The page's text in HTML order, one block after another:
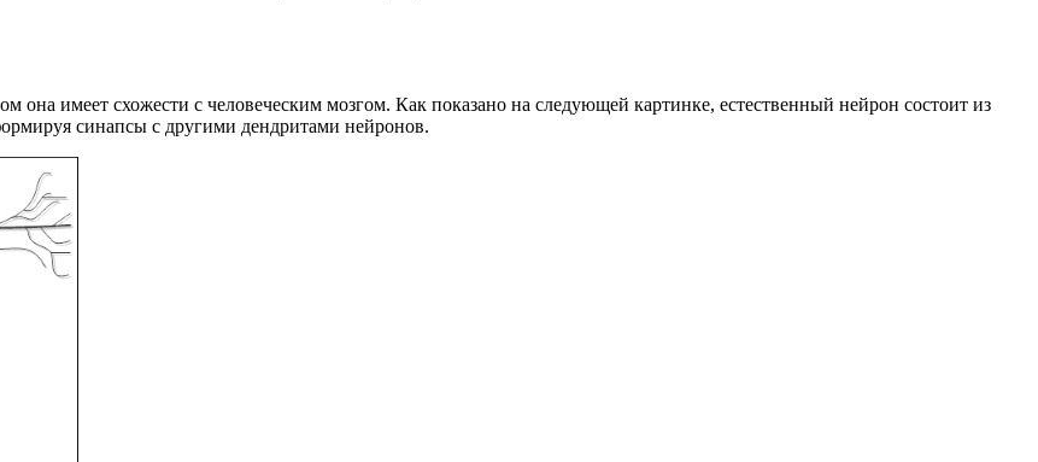
она имеет схожести с человеческим мозгом. Как показано на следующей картинке, естественный нейрон состоит из
синапсы с другими дендритами нейронов.